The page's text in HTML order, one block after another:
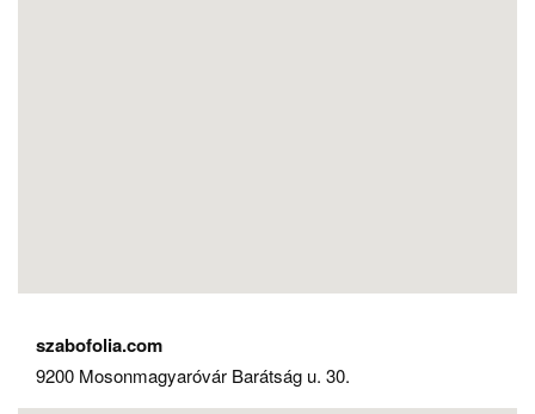
szabofolia.com
9200 Mosonmagyaróvár Barátság u. 30.